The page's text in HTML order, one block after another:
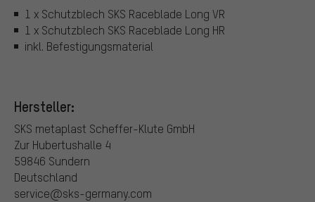
1 x Schutzblech SKS Raceblade Long VR
1 x Schutzblech SKS Raceblade Long HR
inkl. Befestigungsmaterial
Hersteller:
SKS metaplast Scheffer-Klute GmbH
Zur Hubertushalle 4
59846 Sundern
Deutschland
service@sks-germany.com